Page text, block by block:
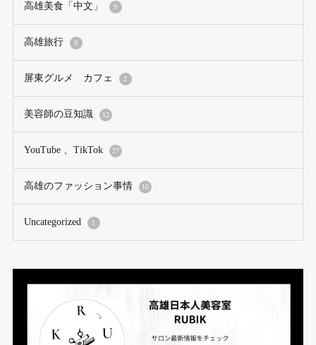
高雄美食「中文」 9
高雄旅行 9
屏東グルメ カフェ 2
美容師の豆知識 12
YouTube 、TikTok 27
高雄のファッション事情 10
Uncategorized 1